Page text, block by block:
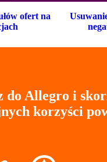
ofert na
do Allegro i
korzyści